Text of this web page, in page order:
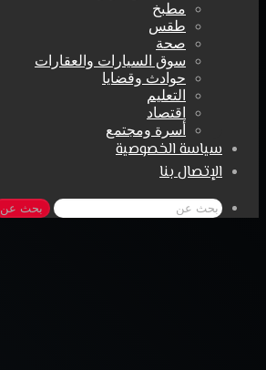
مطبخ
طقس
صحة
سوق السيارات والعقارات
حوادث وقضايا
التعليم
اقتصاد
أسرة ومجتمع
سياسة الخصوصية
الإتصال بنا
بحث عن